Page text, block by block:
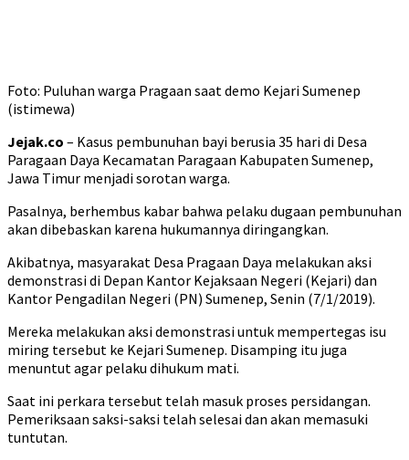
Foto: Puluhan warga Pragaan saat demo Kejari Sumenep
(istimewa)
Jejak.co – Kasus pembunuhan bayi berusia 35 hari di Desa
Paragaan Daya Kecamatan Paragaan Kabupaten Sumenep,
Jawa Timur menjadi sorotan warga.
Pasalnya, berhembus kabar bahwa pelaku dugaan pembunuhan
akan dibebaskan karena hukumannya diringangkan.
Akibatnya, masyarakat Desa Pragaan Daya melakukan aksi
demonstrasi di Depan Kantor Kejaksaan Negeri (Kejari) dan
Kantor Pengadilan Negeri (PN) Sumenep, Senin (7/1/2019).
Mereka melakukan aksi demonstrasi untuk mempertegas isu
miring tersebut ke Kejari Sumenep. Disamping itu juga
menuntut agar pelaku dihukum mati.
Saat ini perkara tersebut telah masuk proses persidangan.
Pemeriksaan saksi-saksi telah selesai dan akan memasuki
tuntutan.